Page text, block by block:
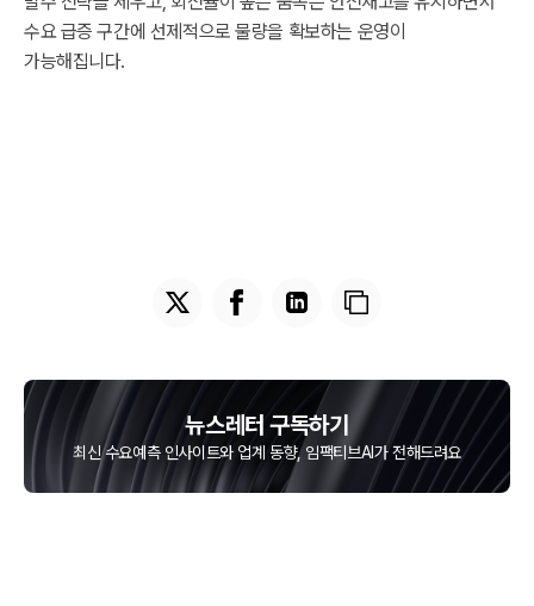
수요 급증 구간에 선제적으로 물량을 확보하는 운영이
가능해집니다.
뉴스레터 구독하기
최신 수요예측 인사이트와 업계 동향, 임팩티브AI가 전해드려요